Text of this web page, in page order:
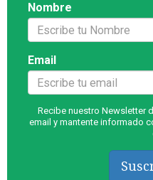
Nombre
Email
Recibe nuestro Newsletter
email y mantente informado